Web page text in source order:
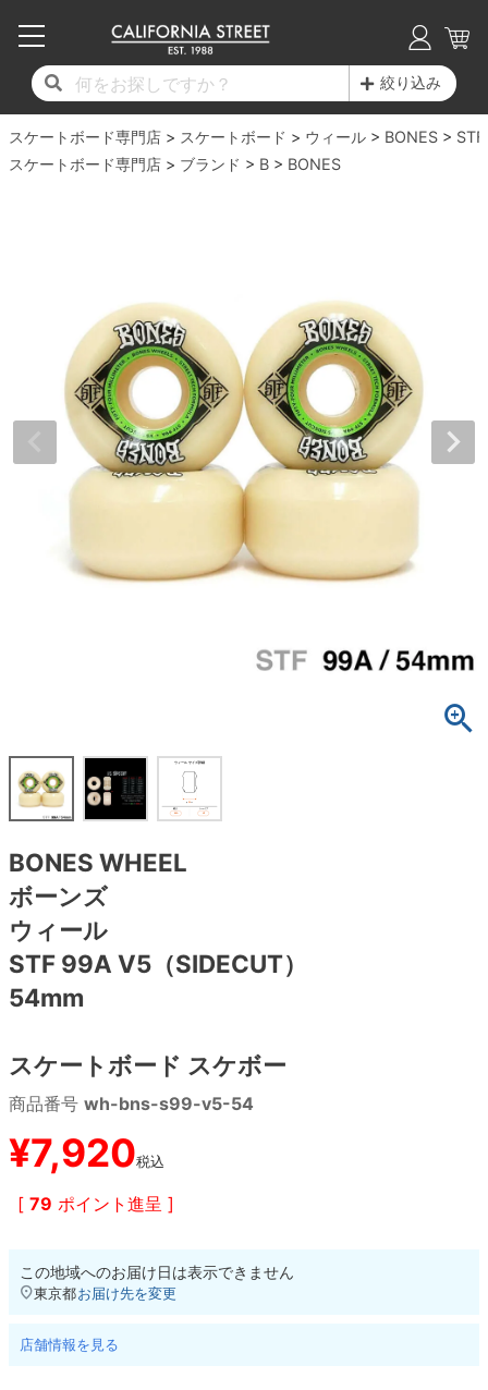
絞り込み
スケートボード専門店 スケートボード ウィール BONES
STF
スケートボード専門店
ブランド B BONES
BONES WHEEL
ボーンズ
ウィール
STF 99A V5（SIDECUT）
54mm
スケートボード スケボー
商品番号 wh-bns-s99-v5-54
¥7,920税込
[ 79 ポイント進呈 ]
この地域へのお届け日は表示できません
東京都お届け先を変更
店舗情報を見る
17時までのご注文は当日発送！
11,000円以上で送料無料！
毎月1日はポイント5倍！10日と20日は3倍！
17時までのご注文は当日発送！
11,000円以上で送料無料！
毎月1日はポイント5倍！10日と20日は3倍！
サイズからデッキを選ぶ
子供用デッキ
7.0inch以下
7.6inch
7.7inch
8.0inch
8.4inch
8.5inch
8.6inch
8.7inch
8.9inch
9.0inch以上
シェイプデッキ
17時までのご注文は当日発送！
11,000円以上で送料無料！
毎月1日はポイント5倍！10日と20日は3倍！
適合デッキサイズから選ぶ
7.0inch以下
7.2inch
7.7inch
7.8inch
8.5inch
8.6inch
8.7inch
8.8inch
9.0inch以上
ウィール
17時までのご注文は当日発送！
11,000円以上で送料無料！
毎月1日はポイント5倍！10日と20日は3倍！
ウィールをサイズから選ぶ
50mm
51mm
55mm
56mm
64mm
65mm
70mm
72mm
110mm
スピットファイヤー F4（フォーミュラフォ
ボーンズ XF（エックスフォーミュラ）
ボーンズ STF（エスティーエフ）
パウエルペラルタ DF（ドラゴンフォーミュ
ベアリング
デッキテープ
パーツ・その他
練習用アイテム（初心者におすすめ）
スケートケース・バッグ
メディア（雑誌・DVD・CD）
17時までのご注文は当日発送！
11,000円以上で送料無料！
毎月1日はポイント5倍！10日と20日は3倍！
シューズをサイズから選ぶ
20cm
21cm
23.5cm
24cm
24.5cm
25.5cm
27.5cm
28cm
28.5cm
29cm
30cm
サンダル
インソール
シューレース・その他
17時までのご注文は当日発送！
11,000円以上で送料無料！
毎月1日はポイント5倍！10日と20日は3倍！
ジャケット
パーカー
トレーナー・セーター
パンツ
長袖ボタンシャツ
キャップ
ソックス
アンダーウエア
サイズの測り方
17時までのご注文は当日発送！
11,000円以上で送料無料！
毎月1日はポイント5倍！10日と20日は3倍！
17時までのご注文は当日発送！
11,000円以上で送料無料！
毎月1日はポイント5倍！10日と20日は3倍！
スタッフおすすめアイテム
ブランド紹介
INFO
17時までのご注文は当日発送！
11,000円以上で送料無料！
毎月1日はポイント5倍！10日と20日は3倍！
スタッフ紹介
カリフォルニアストリートの歴史
求人情報
プライバシーポリシー